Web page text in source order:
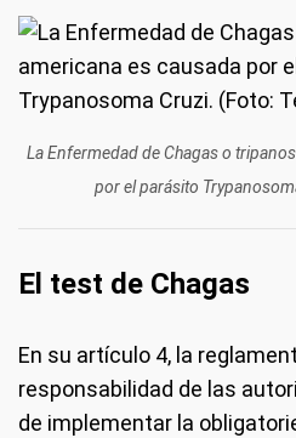
La Enfermedad de Chagas o
por el parásito
El test de Chagas
En su artículo 4, la
responsabilidad de las
de implementar la